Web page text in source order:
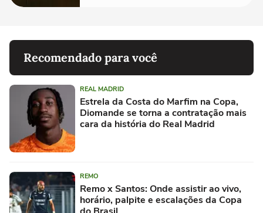
Recomendado para você
REAL MADRID
Estrela da Costa do Marfim na Copa,
Diomande se torna a contratação mais
cara da história do Real Madrid
REMO
Remo x Santos: Onde assistir ao vivo,
horário, palpite e escalações da Copa